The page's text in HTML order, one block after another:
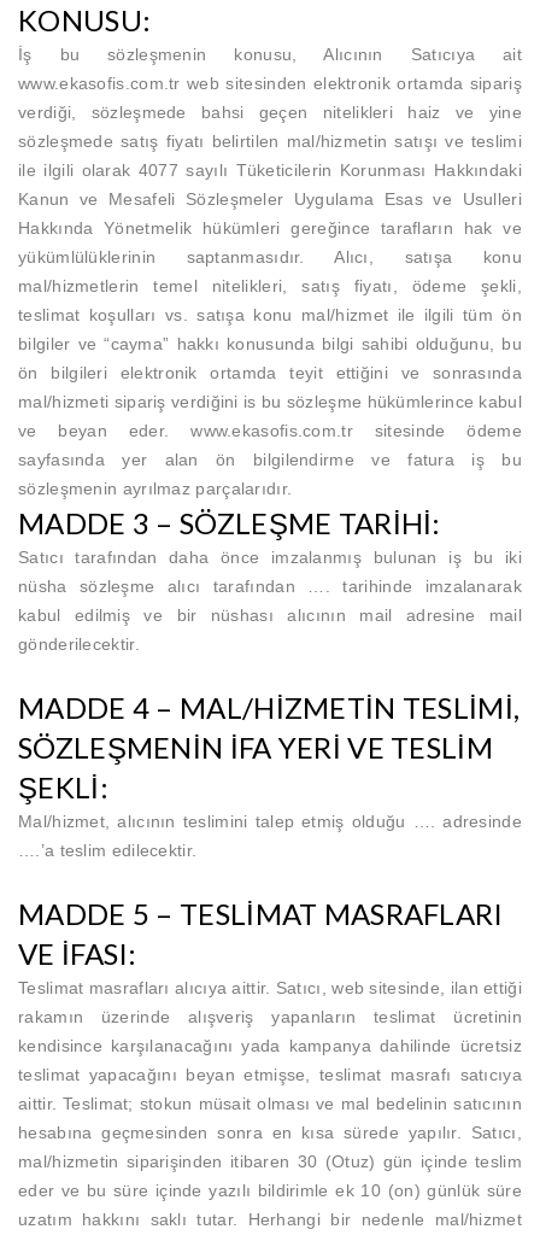
KONUSU:
İş bu sözleşmenin konusu, Alıcının Satıcıya ait
www.ekasofis.com.tr web sitesinden elektronik ortamda sipariş
verdiği, sözleşmede bahsi geçen nitelikleri haiz ve yine
sözleşmede satış fiyatı belirtilen mal/hizmetin satışı ve teslimi
ile ilgili olarak 4077 sayılı Tüketicilerin Korunması Hakkındaki
Kanun ve Mesafeli Sözleşmeler Uygulama Esas ve Usulleri
Hakkında Yönetmelik hükümleri gereğince tarafların hak ve
yükümlülüklerinin saptanmasıdır. Alıcı, satışa konu
mal/hizmetlerin temel nitelikleri, satış fiyatı, ödeme şekli,
teslimat koşulları vs. satışa konu mal/hizmet ile ilgili tüm ön
bilgiler ve “cayma” hakkı konusunda bilgi sahibi olduğunu, bu
ön bilgileri elektronik ortamda teyit ettiğini ve sonrasında
mal/hizmeti sipariş verdiğini is bu sözleşme hükümlerince kabul
ve beyan eder. www.ekasofis.com.tr sitesinde ödeme
sayfasında yer alan ön bilgilendirme ve fatura iş bu
sözleşmenin ayrılmaz parçalarıdır.
MADDE 3 – SÖZLEŞME TARİHİ:
Satıcı tarafından daha önce imzalanmış bulunan iş bu iki
nüsha sözleşme alıcı tarafından …. tarihinde imzalanarak
kabul edilmiş ve bir nüshası alıcının mail adresine mail
gönderilecektir.
MADDE 4 – MAL/HİZMETİN TESLİMİ,
SÖZLEŞMENİN İFA YERİ VE TESLİM
ŞEKLİ:
Mal/hizmet, alıcının teslimini talep etmiş olduğu …. adresinde
….’a teslim edilecektir.
MADDE 5 – TESLİMAT MASRAFLARI
VE İFASI:
Teslimat masrafları alıcıya aittir. Satıcı, web sitesinde, ilan ettiği
rakamın üzerinde alışveriş yapanların teslimat ücretinin
kendisince karşılanacağını yada kampanya dahilinde ücretsiz
teslimat yapacağını beyan etmişse, teslimat masrafı satıcıya
aittir. Teslimat; stokun müsait olması ve mal bedelinin satıcının
hesabına geçmesinden sonra en kısa sürede yapılır. Satıcı,
mal/hizmetin siparişinden itibaren 30 (Otuz) gün içinde teslim
eder ve bu süre içinde yazılı bildirimle ek 10 (on) günlük süre
uzatım hakkını saklı tutar. Herhangi bir nedenle mal/hizmet